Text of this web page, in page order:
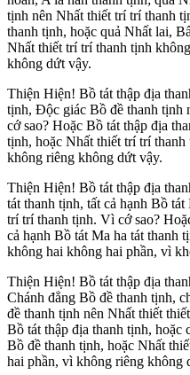
tịnh nên Nhất thiết trí trí thanh
thanh tịnh, hoặc quả Nhất lai,
Nhất thiết trí trí thanh tịnh
không dứt vậy.
Thiện Hiện! Bồ tát thập địa
tịnh, Ðộc giác Bồ đề thanh tịnh
cớ sao? Hoặc Bồ tát thập địa
tịnh, hoặc Nhất thiết trí trí
không riêng không dứt vậy.
Thiện Hiện! Bồ tát thập địa
tát thanh tịnh, tất cả hạnh Bồ
trí trí thanh tịnh. Vì cớ sao?
cả hạnh Bồ tát Ma ha tát thanh
không hai không hai phần, vì
Thiện Hiện! Bồ tát thập địa
Chánh đẳng Bồ đề thanh tịnh,
đề thanh tịnh nên Nhất thiết
Bồ tát thập địa thanh tịnh,
Bồ đề thanh tịnh, hoặc Nhất
hai phần, vì không riêng không